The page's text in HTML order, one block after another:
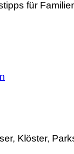
für
Klöster,